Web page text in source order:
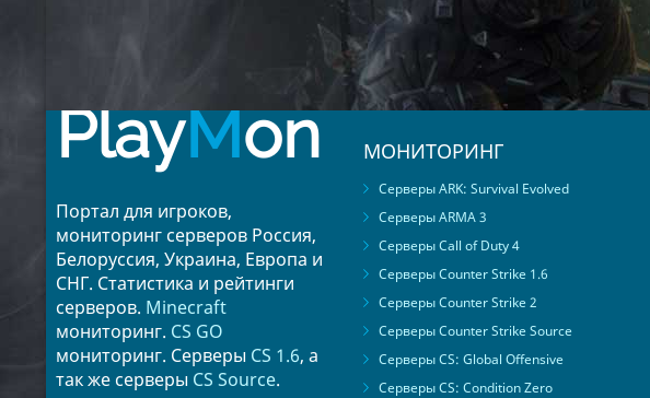
PlayMon
Портал для игроков,
мониторинг серверов Россия,
Белоруссия, Украина, Европа и
СНГ. Статистика и рейтинги
серверов. Minecraft
мониторинг. CS GO
мониторинг. Серверы CS 1.6, а
так же серверы CS Source.
МОНИТОРИНГ
Серверы ARK: Survival Evolved
Серверы ARMA 3
Серверы Call of Duty 4
Серверы Counter Strike 1.6
Серверы Counter Strike 2
Серверы Counter Strike Source
Серверы CS: Global Offensive
Серверы CS: Condition Zero